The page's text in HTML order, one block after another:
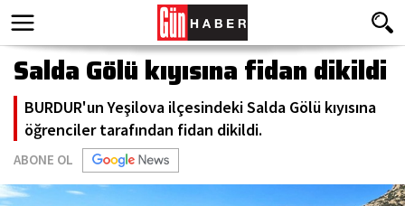
Salda Gölü kıyısına fidan dikildi
BURDUR'un Yeşilova ilçesindeki Salda Gölü kıyısına
öğrenciler tarafından fidan dikildi.
ABONE OL